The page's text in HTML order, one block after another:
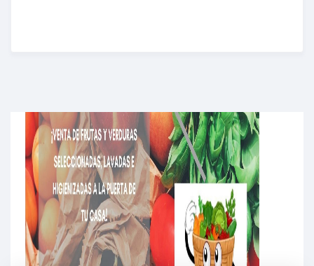
Get unlimited access to 2,000 of Educati’s top
courses for your team.
Join Now